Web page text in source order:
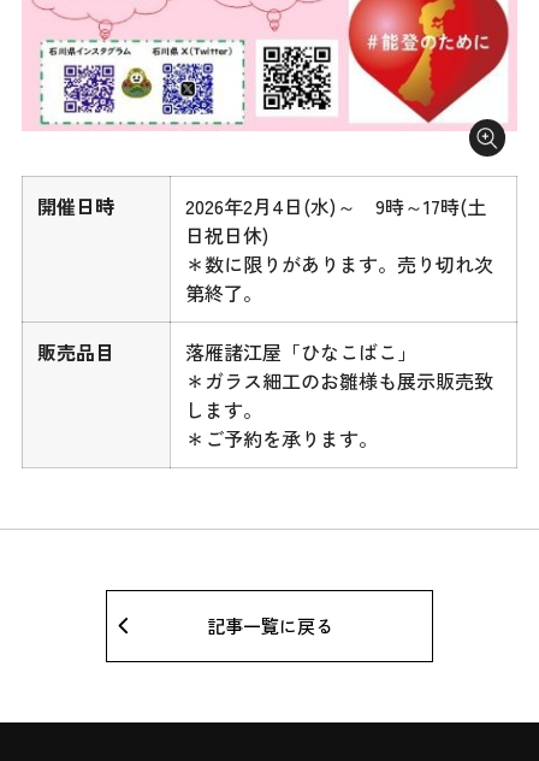
開催日時
2026年2月4日(水)～ 9時～17時(土
日祝日休)
＊数に限りがあります。売り切れ次
第終了。
販売品目
落雁諸江屋「ひなこばこ」
＊ガラス細工のお雛様も展示販売致
します。
＊ご予約を承ります。
記事一覧に戻る